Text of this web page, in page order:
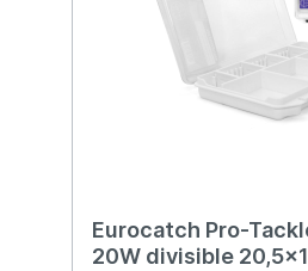
Eurocatch Pro-
20W divisible